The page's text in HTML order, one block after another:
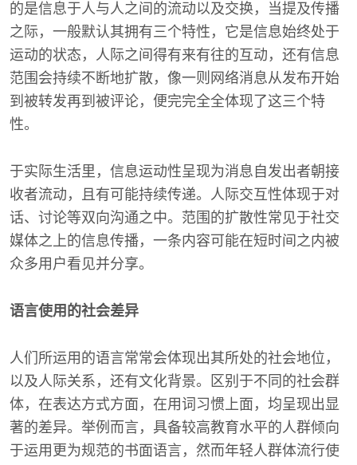
的是信息于人与人之间的流动以及交换，当提及传播
之际，一般默认其拥有三个特性，它是信息始终处于
运动的状态，人际之间得有来有往的互动，还有信息
范围会持续不断地扩散，像一则网络消息从发布开始
到被转发再到被评论，便完完全全体现了这三个特
性。
于实际生活里，信息运动性呈现为消息自发出者朝接
收者流动，且有可能持续传递。人际交互性体现于对
话、讨论等双向沟通之中。范围的扩散性常见于社交
媒体之上的信息传播，一条内容可能在短时间之内被
众多用户看见并分享。
语言使用的社会差异
人们所运用的语言常常会体现出其所处的社会地位，
以及人际关系，还有文化背景。区别于不同的社会群
体，在表达方式方面，在用词习惯上面，均呈现出显
著的差异。举例而言，具备较高教育水平的人群倾向
于运用更为规范的书面语言，然而年轻人群体流行使